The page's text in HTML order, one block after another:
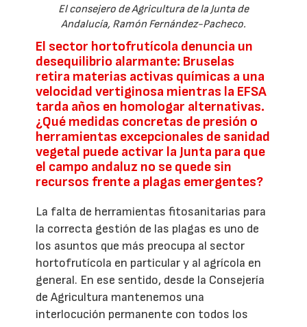
El consejero de Agricultura de la Junta de
Andalucía, Ramón Fernández-Pacheco.
El sector hortofrutícola denuncia un
desequilibrio alarmante: Bruselas
retira materias activas químicas a una
velocidad vertiginosa mientras la EFSA
tarda años en homologar alternativas.
¿Qué medidas concretas de presión o
herramientas excepcionales de sanidad
vegetal puede activar la Junta para que
el campo andaluz no se quede sin
recursos frente a plagas emergentes?
La falta de herramientas fitosanitarias para
la correcta gestión de las plagas es uno de
los asuntos que más preocupa al sector
hortofrutícola en particular y al agrícola en
general. En ese sentido, desde la Consejería
de Agricultura mantenemos una
interlocución permanente con todos los